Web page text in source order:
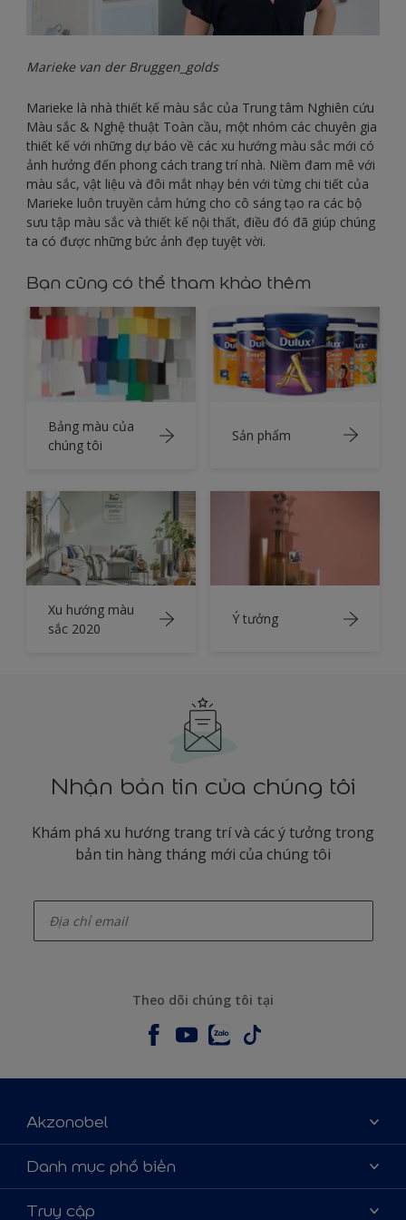
Marieke van der Bruggen_golds
Marieke là nhà thiết kế màu sắc của Trung tâm Nghiên cứu
Màu sắc & Nghệ thuật Toàn cầu, một nhóm các chuyên gia
thiết kế với những dự báo về các xu hướng màu sắc mới có
ảnh hưởng đến phong cách trang trí nhà. Niềm đam mê với
màu sắc, vật liệu và đôi mắt nhạy bén với từng chi tiết của
Marieke luôn truyền cảm hứng cho cô sáng tạo ra các bộ
sưu tập màu sắc và thiết kế nội thất, điều đó đã giúp chúng
ta có được những bức ảnh đẹp tuyệt vời.
Bạn cũng có thể tham khảo thêm
Bảng màu của
chúng tôi
Sản phẩm
Xu hướng màu
sắc 2020
Ý tưởng
Nhận bản tin của chúng tôi
Khám phá xu hướng trang trí và các ý tưởng trong
bản tin hàng tháng mới của chúng tôi
Theo dõi chúng tôi tại
Akzonobel
Giới thiệu về AkzoNobel
Liên hệ chúng tôi
Tìm một cửa hàng
Danh mục phổ biến
Tìm màu sắc
Truy cập